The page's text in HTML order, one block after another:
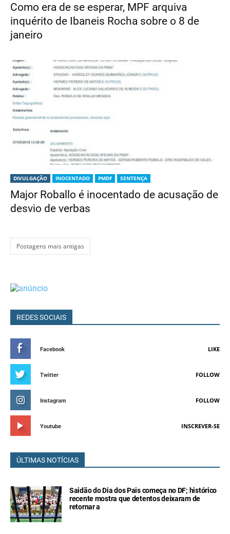
Como era de se esperar, MPF arquiva
inquérito de Ibaneis Rocha sobre o 8 de
janeiro
DIVULGAÇÃO INOCENTADO PMDF SENTENÇA
Major Roballo é inocentado de acusação de
desvio de verbas
Postagens mais antigas
REDES SOCIAIS
Facebook LIKE
Twitter FOLLOW
Instagram FOLLOW
Youtube INSCREVER-SE
ÚLTIMAS NOTÍCIAS
Saidão do Dia dos Pais começa no DF; histórico
recente mostra que detentos deixaram de
retornar a